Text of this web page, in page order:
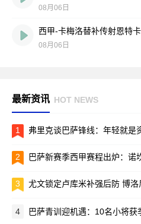
08月06日
08月06日
最新资讯 HOT NEWS
1 弗里克谈巴萨锋线：年轻就是
2 巴萨新赛季西甲赛程出炉：诺坎普首
3 尤文锁定卢库米补强后防 博
4 巴萨青训迎机遇：10名小将获